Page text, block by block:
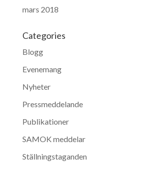
mars 2018
Categories
Blogg
Evenemang
Nyheter
Pressmeddelande
Publikationer
SAMOK meddelar
Ställningstaganden